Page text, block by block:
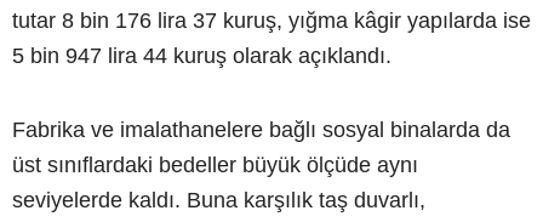
tutar 8 bin 176 lira 37 kuruş, yığma kâgir yapılarda ise
5 bin 947 lira 44 kuruş olarak açıklandı.
Fabrika ve imalathanelere bağlı sosyal binalarda da
üst sınıflardaki bedeller büyük ölçüde aynı
seviyelerde kaldı. Buna karşılık taş duvarlı,